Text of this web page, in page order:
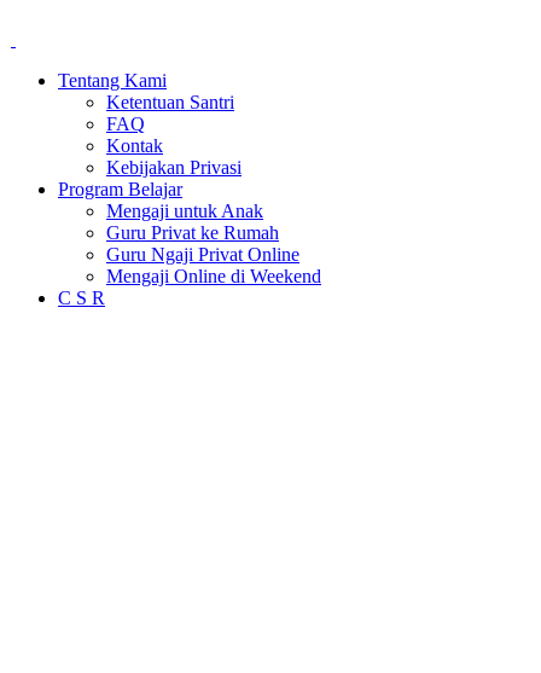
Tentang Kami
Ketentuan Santri
FAQ
Kontak
Kebijakan Privasi
Program Belajar
Mengaji untuk Anak
Guru Privat ke Rumah
Guru Ngaji Privat Online
Mengaji Online di Weekend
C S R